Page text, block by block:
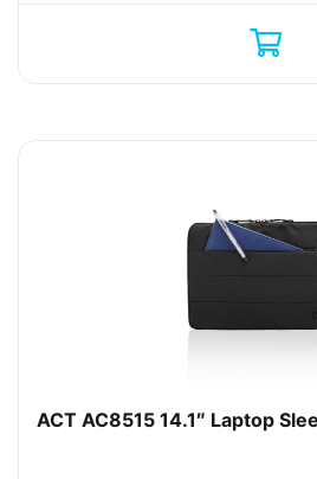
ACT AC8515 14.1″ Laptop